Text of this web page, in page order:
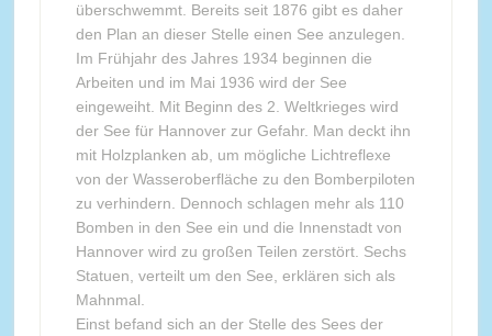
überschwemmt. Bereits seit 1876 gibt es daher
den Plan an dieser Stelle einen See anzulegen.
Im Frühjahr des Jahres 1934 beginnen die
Arbeiten und im Mai 1936 wird der See
eingeweiht. Mit Beginn des 2. Weltkrieges wird
der See für Hannover zur Gefahr. Man deckt ihn
mit Holzplanken ab, um mögliche Lichtreflexe
von der Wasseroberfläche zu den Bomberpiloten
zu verhindern. Dennoch schlagen mehr als 110
Bomben in den See ein und die Innenstadt von
Hannover wird zu großen Teilen zerstört. Sechs
Statuen, verteilt um den See, erklären sich als
Mahnmal.
Einst befand sich an der Stelle des Sees der